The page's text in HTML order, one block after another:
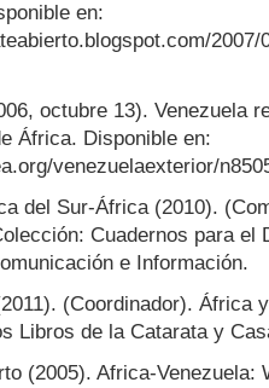
en:
octubre 13). Venezuela
África. Disponible en:
venezuelaexterior/
del Sur-África (2010).
Cuadernos para el
e Información.
(Coordinador). África
Libros de la Catarata y
(2005). Africa-Venezuela: